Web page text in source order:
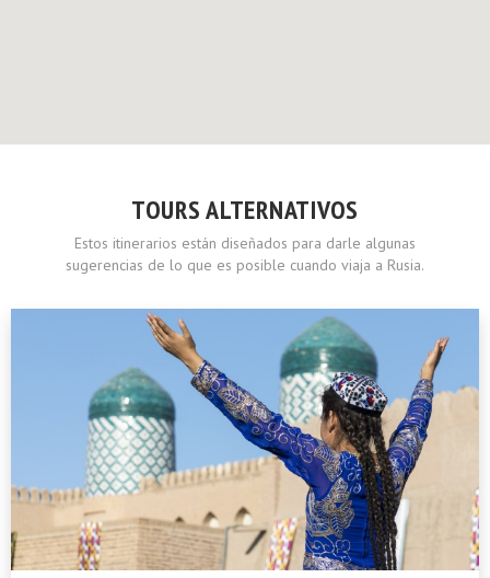
TOURS ALTERNATIVOS
Estos itinerarios están diseñados para darle algunas
sugerencias de lo que es posible cuando viaja a Rusia.